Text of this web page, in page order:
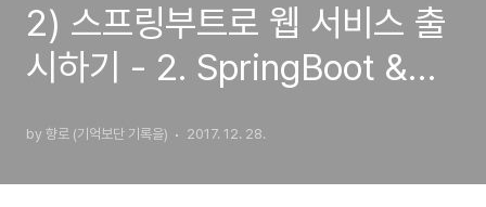
2) 스프링부트로 웹 서비스 출
시하기 - 2. SpringBoot &
by 향로 (기억보단 기록을) 2017. 12. 28.